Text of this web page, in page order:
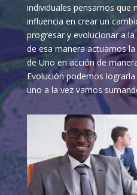
individuales pensamos que
influencia en crear un
progresar y evolucionar a
de esa manera actuamos
de Uno en acción de
Evolución podemos
uno a la vez vamos